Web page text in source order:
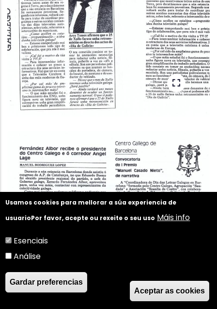
Usamos cookies para mellorar a súa experiencia de
usuarioPor favor, acepte ou rexeite o seu uso Máis info
Esenciais
Análise
Gardar preferencias
Aceptar as cookies